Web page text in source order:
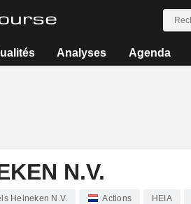
Analyses Agenda
N.V.
Heineken N.V. Actions HEIA